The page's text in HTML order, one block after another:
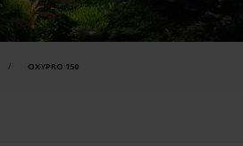
OXYPRO 150